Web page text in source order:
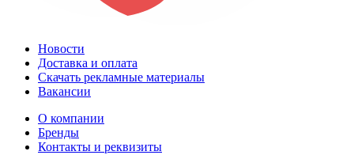
Новости
Доставка и оплата
Скачать рекламные материалы
Вакансии
О компании
Бренды
Контакты и реквизиты